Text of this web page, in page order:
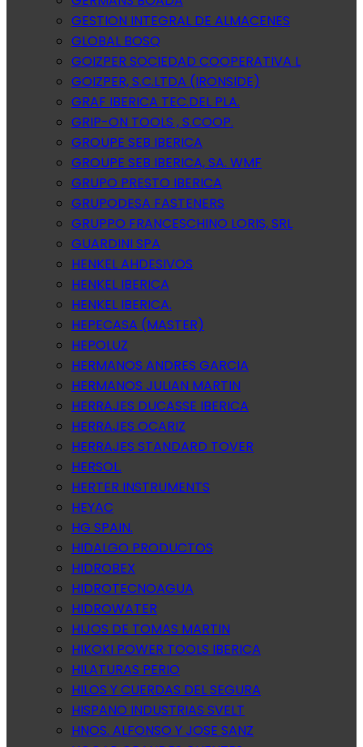
GESTION INTEGRAL DE ALMACENES
GLOBAL BOSQ
GOIZPER SOCIEDAD COOPERATIVA L
GOIZPER, S.C.LTDA (IRONSIDE)
GRAF IBERICA TEC.DEL PLA.
GRIP-ON TOOLS , S.COOP.
GROUPE SEB IBERICA
GROUPE SEB IBERICA, SA. WMF
GRUPO PRESTO IBERICA
GRUPODESA FASTENERS
GRUPPO FRANCESCHINO LORIS, SRL
GUARDINI SPA
HENKEL AHDESIVOS
HENKEL IBERICA
HENKEL IBERICA.
HEPECASA (MASTER)
HEPOLUZ
HERMANOS ANDRES GARCIA
HERMANOS JULIAN MARTIN
HERRAJES DUCASSE IBERICA
HERRAJES OCARIZ
HERRAJES STANDARD TOVER
HERSOL.
HERTER INSTRUMENTS
HEYAC
HG SPAIN.
HIDALGO PRODUCTOS
HIDROBEX
HIDROTECNOAGUA
HIDROWATER
HIJOS DE TOMAS MARTIN
HIKOKI POWER TOOLS IBERICA
HILATURAS PERIO
HILOS Y CUERDAS DEL SEGURA
HISPANO INDUSTRIAS SVELT
HNOS. ALFONSO Y JOSE SANZ